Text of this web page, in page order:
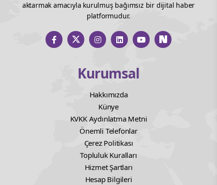
aktarmak amacıyla kurulmuş bağımsız bir dijital haber
platformudur.
Kurumsal
Hakkımızda
Künye
KVKK Aydınlatma Metni
Önemli Telefonlar
Çerez Politikası
Topluluk Kuralları
Hizmet Şartları
Hesap Bilgileri